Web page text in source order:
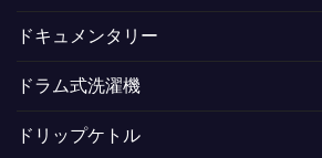
ドキュメンタリー
ドラム式洗濯機
ドリップケトル